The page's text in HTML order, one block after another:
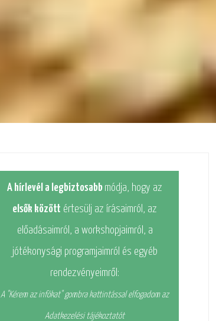
A hírlevél a legbiztosabb módja, hogy az
elsők között értesülj az írásaimról, az
előadásaimról, a workshopjaimról, a
jótékonysági programjaimról és egyéb
rendezvényeimről:
A "Kérem az infókat" gombra kattintással elfogadom az
Adatkezelési tájékoztatót